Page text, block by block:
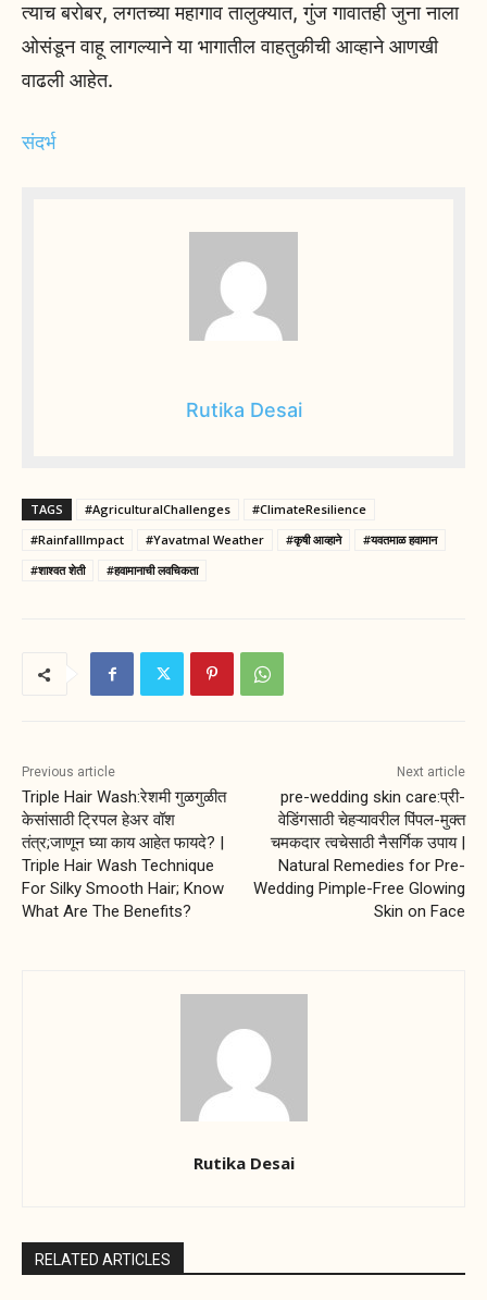
त्याच बरोबर, लगतच्या महागाव तालुक्यात, गुंज गावातही जुना नाला
ओसंडून वाहू लागल्याने या भागातील वाहतुकीची आव्हाने आणखी
वाढली आहेत.
संदर्भ
Rutika Desai
TAGS #AgriculturalChallenges
#ClimateResilience
#RainfallImpact
#Yavatmal Weather #कृषी आव्हाने
#यवतमाळ हवामान
#शाश्वत शेती
#हवामानाची लवचिकता
Previous article
Triple Hair Wash:रेशमी गुळगुळीत
केसांसाठी ट्रिपल हेअर वॉश
तंत्र;जाणून घ्या काय आहेत फायदे? |
Triple Hair Wash Technique
For Silky Smooth Hair; Know
What Are The Benefits?
Next article
pre-wedding skin care:प्री-
वेडिंगसाठी चेहऱ्यावरील पिंपल-मुक्त
चमकदार त्वचेसाठी नैसर्गिक उपाय |
Natural Remedies for Pre-
Wedding Pimple-Free Glowing
Skin on Face
Rutika Desai
RELATED ARTICLES